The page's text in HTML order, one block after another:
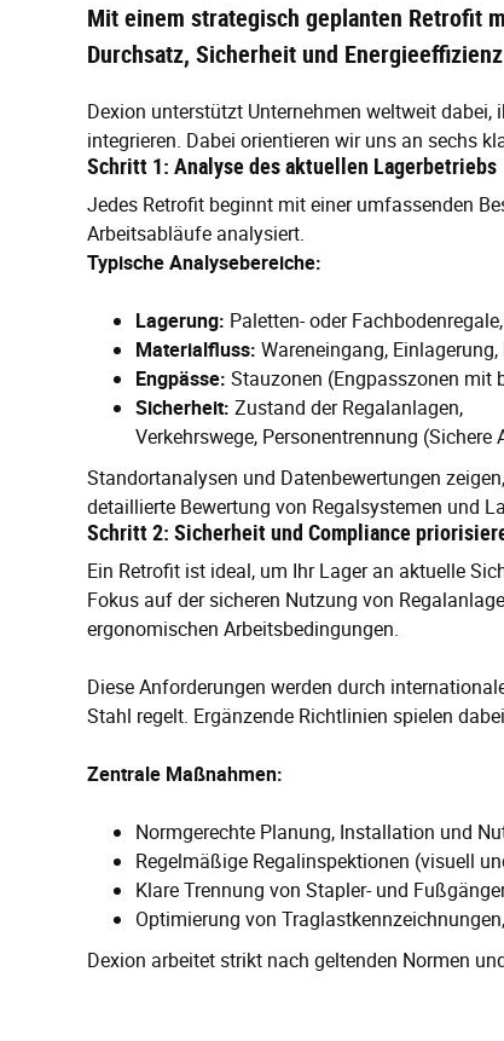
Mit einem strategisch geplanten Retrofit
Durchsatz, Sicherheit und
Dexion unterstützt Unternehmen weltweit
integrieren. Dabei orientieren wir uns an sechs
Schritt 1: Analyse des aktuellen Lagerbetriebs
Jedes Retrofit beginnt mit einer umfassenden
Arbeitsabläufe analysiert.
Typische Analysebereiche:
Lagerung: Paletten- oder
Materialfluss: Wareneingang,
Engpässe: Stauzonen (Engpasszonen mit
Sicherheit: Zustand der Regalanlagen,
Verkehrswege, Personentrennung
Standortanalysen und Datenbewertungen
detaillierte Bewertung von Regalsystemen und
Schritt 2: Sicherheit und Compliance
Ein Retrofit ist ideal, um Ihr Lager an aktuelle
Fokus auf der sicheren Nutzung von
ergonomischen Arbeitsbedingungen.
Diese Anforderungen werden durch
Stahl regelt. Ergänzende Richtlinien spielen
Zentrale Maßnahmen:
Normgerechte Planung, Installation und
Regelmäßige Regalinspektionen (visuell
Klare Trennung von Stapler- und
Optimierung von
Dexion arbeitet strikt nach geltenden Normen